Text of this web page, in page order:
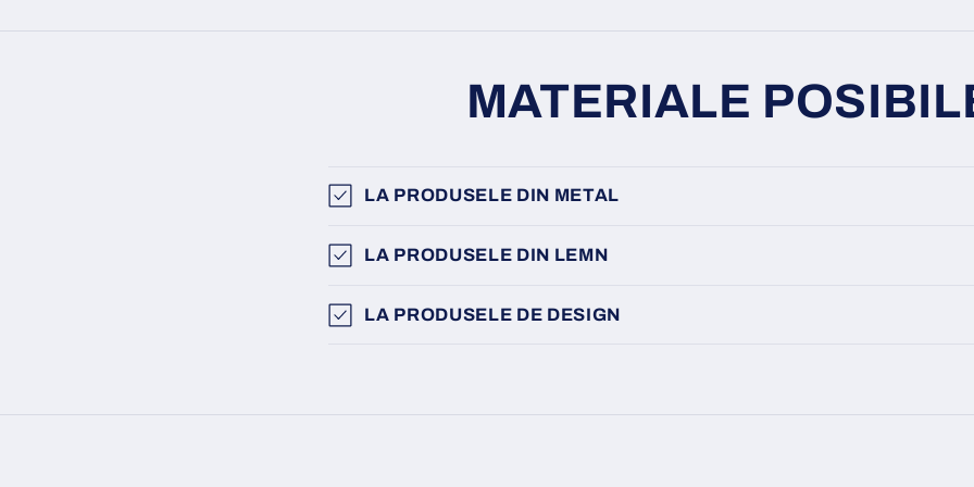
MATERIALE
LA PRODUSELE DIN METAL
LA PRODUSELE DIN LEMN
LA PRODUSELE DE DESIGN